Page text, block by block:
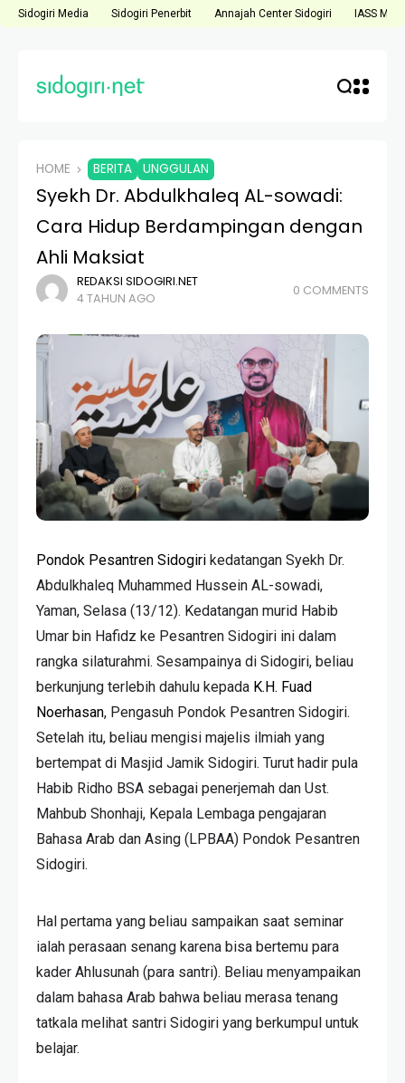
Sidogiri Media Sidogiri Penerbit Annajah Center Sidogiri IASS
HOME BERITA UNGGULAN
Syekh Dr. Abdulkhaleq AL-sowadi:
Cara Hidup Berdampingan dengan
Ahli Maksiat
REDAKSI SIDOGIRI.NET
4 TAHUN AGO
0 COMMENTS
Pondok Pesantren Sidogiri kedatangan Syekh Dr.
Abdulkhaleq Muhammed Hussein AL-sowadi,
Yaman, Selasa (13/12). Kedatangan murid Habib
Umar bin Hafidz ke Pesantren Sidogiri ini dalam
rangka silaturahmi. Sesampainya di Sidogiri, beliau
berkunjung terlebih dahulu kepada K.H. Fuad
Noerhasan, Pengasuh Pondok Pesantren Sidogiri.
Setelah itu, beliau mengisi majelis ilmiah yang
bertempat di Masjid Jamik Sidogiri. Turut hadir pula
Habib Ridho BSA sebagai penerjemah dan Ust.
Mahbub Shonhaji, Kepala Lembaga pengajaran
Bahasa Arab dan Asing (LPBAA) Pondok Pesantren
Sidogiri.
Hal pertama yang beliau sampaikan saat seminar
ialah perasaan senang karena bisa bertemu para
kader Ahlusunah (para santri). Beliau menyampaikan
dalam bahasa Arab bahwa beliau merasa tenang
tatkala melihat santri Sidogiri yang berkumpul untuk
belajar.